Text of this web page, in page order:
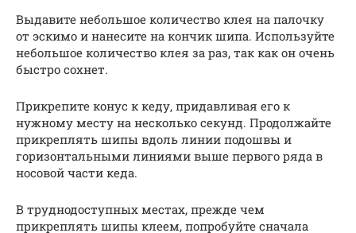
Выдавите небольшое количество клея на палочку
от эскимо и нанесите на кончик шипа. Используйте
небольшое количество клея за раз, так как он очень
быстро сохнет.
Прикрепите конус к кеду, придавливая его к
нужному месту на несколько секунд. Продолжайте
прикреплять шипы вдоль линии подошвы и
горизонтальными линиями выше первого ряда в
носовой части кеда.
В труднодоступных местах, прежде чем
прикреплять шипы клеем, попробуйте сначала